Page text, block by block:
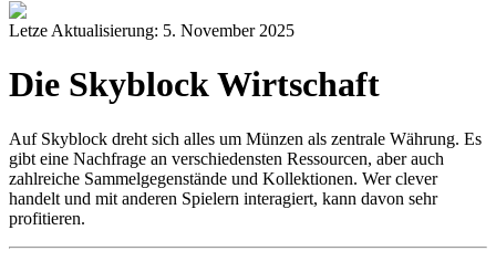
Letze Aktualisierung: 5. November 2025
Die Skyblock Wirtschaft
Auf Skyblock dreht sich alles um Münzen als zentrale Währung. Es
gibt eine Nachfrage an verschiedensten Ressourcen, aber auch
zahlreiche Sammelgegenstände und Kollektionen. Wer clever
handelt und mit anderen Spielern interagiert, kann davon sehr
profitieren.